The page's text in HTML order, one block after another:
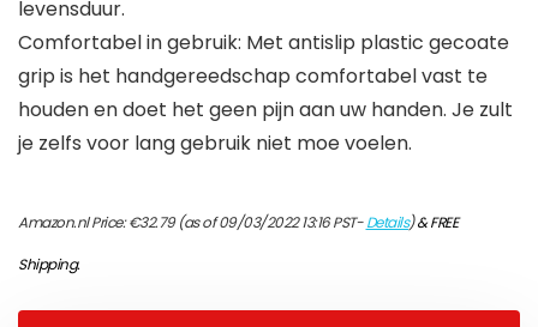
levensduur.
Comfortabel in gebruik: Met antislip plastic gecoate
grip is het handgereedschap comfortabel vast te
houden en doet het geen pijn aan uw handen. Je zult
je zelfs voor lang gebruik niet moe voelen.
Amazon.nl Price:€32.79(as of 09/03/2022 13:16 PST-Details)&FREE
Shipping.